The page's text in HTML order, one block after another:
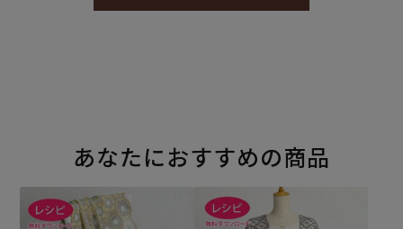
あなたにおすすめの商品